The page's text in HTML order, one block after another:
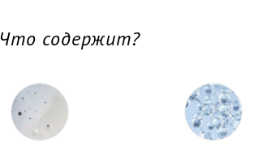
Что содержит?